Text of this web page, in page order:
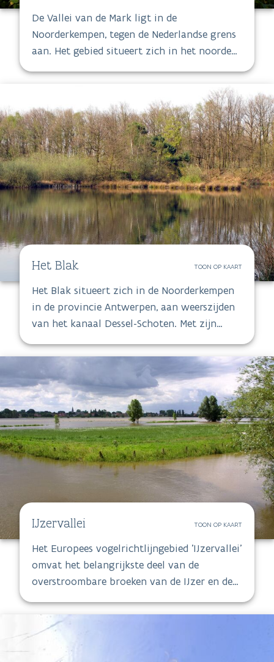
De Vallei van de Mark ligt in de
Noorderkempen, tegen de Nederlandse grens
aan. Het gebied situeert zich in het noorden
gemeenten Hoogstraten, Rijkevorsel en
Merksplas.
Het Blak TOON OP KAART
Het Blak situeert zich in de Noorderkempen
in de provincie Antwerpen, aan weerszijden
van het kanaal Dessel-Schoten. Met zijn
kleinste habitatrichtlijngebieden in
Vlaanderen.
IJzervallei TOON OP KAART
Het Europees vogelrichtlijngebied 'IJzervallei'
omvat het belangrijkste deel van de
overstroombare broeken van de IJzer en de
landbouwgebied hoort erbij.